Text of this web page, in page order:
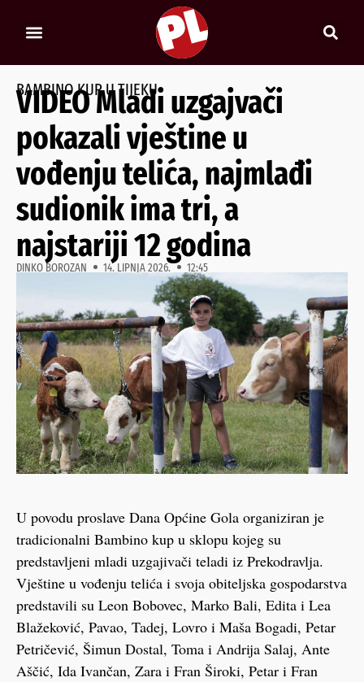
BAMBINO KUP U TIJEKU
VIDEO Mladi uzgajvači
pokazali vještine u
vođenju telića, najmlađi
sudionik ima tri, a
najstariji 12 godina
DINKO BOROZAN 14. LIPNJA 2026. 12:45
U povodu proslave Dana Općine Gola organiziran je
tradicionalni Bambino kup u sklopu kojeg su
predstavljeni mladi uzgajivači teladi iz Prekodravlja.
Vještine u vođenju telića i svoja obiteljska gospodarstva
predstavili su Leon Bobovec, Marko Bali, Edita i Lea
Blažeković, Pavao, Tadej, Lovro i Maša Bogadi, Petar
Petričević, Šimun Dostal, Toma i Andrija Salaj, Ante
Aščić, Ida Ivančan, Zara i Fran Široki, Petar i Fran